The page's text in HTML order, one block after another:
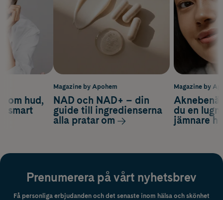
Magazine by
du en
jämnare
om hud,
smart
Magazine by Apohem
NAD och NAD+ – din
guide till ingredienserna
alla pratar om
Prenumerera på vårt nyhetsbrev
Få personliga erbjudanden och det senaste inom hälsa och skönhet